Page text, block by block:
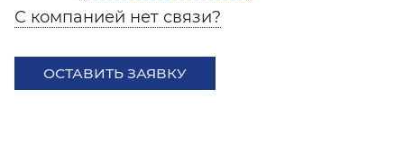
С компанией нет связи?
ОСТАВИТЬ ЗАЯВКУ